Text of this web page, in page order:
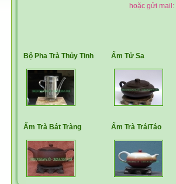
hoặc gửi mail:
Bộ Pha Trà Thủy Tinh Ấm Tử Sa
Ấm Trà Bát Tràng Ấm Trà TráiTáo